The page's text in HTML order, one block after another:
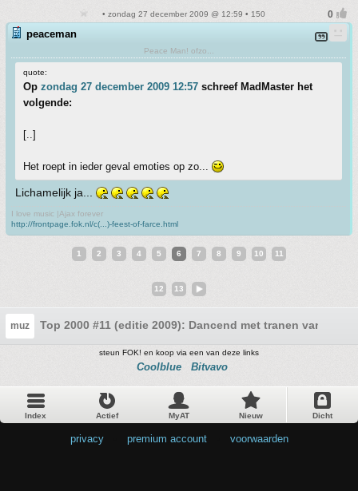
• zondag 27 december 2009 @ 12:59 • 150
peaceman
Peace Man! ofzo...
quote:
Op zondag 27 december 2009 12:57 schreef MadMaster het
volgende:
[..]
Het roept in ieder geval emoties op zo...
Lichamelijk ja...
I love music |Ajax forever
http://frontpage.fok.nl/c(...)-feest-of-farce.html
1 2 3 4 5 6 7 8 9 10 11
12 13
muz Top 2000 #11 (editie 2009): Dancend met tranen van geluk
steun FOK! en koop via een van deze links
Coolblue Bitvavo
Index Actief MyAT Nieuw Dicht
privacy premium account voorwaarden